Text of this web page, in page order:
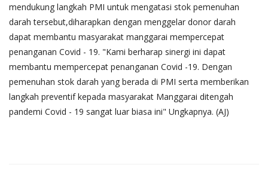
mendukung langkah PMI untuk mengatasi stok pemenuhan
darah tersebut,diharapkan dengan menggelar donor darah
dapat membantu masyarakat manggarai mempercepat
penanganan Covid - 19. "Kami berharap sinergi ini dapat
membantu mempercepat penanganan Covid -19. Dengan
pemenuhan stok darah yang berada di PMI serta memberikan
langkah preventif kepada masyarakat Manggarai ditengah
pandemi Covid - 19 sangat luar biasa ini" Ungkapnya. (AJ)